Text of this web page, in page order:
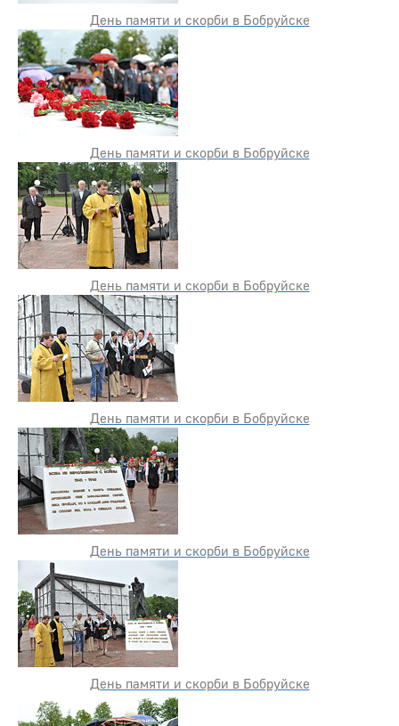
День памяти и скорби в Бобруйске
День памяти и скорби в Бобруйске
День памяти и скорби в Бобруйске
День памяти и скорби в Бобруйске
День памяти и скорби в Бобруйске
День памяти и скорби в Бобруйске